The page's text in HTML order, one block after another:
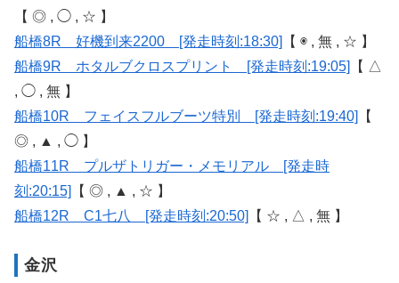
【 ◎ , ◯ , ☆ 】
船橋8R 好機到来2200 [発走時刻:18:30]
【 ◉ , 無 , ☆ 】
船橋9R ホタルブクロスプリント [発走時刻:19:05]
【 △
, ◯ , 無 】
船橋10R フェイスフルブーツ特別 [発走時刻:19:40]
【
◎ , ▲ , ◯ 】
船橋11R プルザトリガー・メモリアル [発走時
刻:20:15]
【 ◎ , ▲ , ☆ 】
船橋12R C1七八 [発走時刻:20:50]
【 ☆ , △ , 無 】
金沢